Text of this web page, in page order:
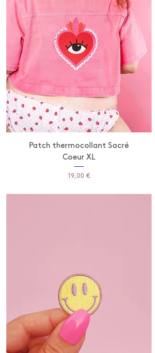
Patch thermocollant Sacré
Coeur XL
Prix
19,00 €